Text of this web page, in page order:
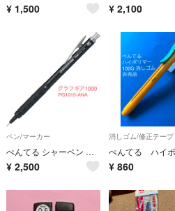
¥ 1,500 ¥ 2,100
ペン/マーカー
ぺんてる シャーペン 製図用 グラフギア1000 60周年 限定 0.5mm PG1015-ANA
¥ 2,500
消しゴム/修正テープ
¥ 860